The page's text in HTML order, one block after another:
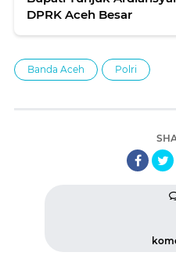
DPRK Aceh Besar
Banda Aceh Polri